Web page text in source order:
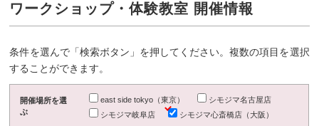
ワークショップ・体験教室 開催情報
条件を選んで「検索ボタン」を押してください。複数の項目を選択
することができます。
開催場所を選
ぶ
east side tokyo（東京）
シモジマ名古屋店
シモジマ岐阜店
シモジマ心斎橋店（大阪）